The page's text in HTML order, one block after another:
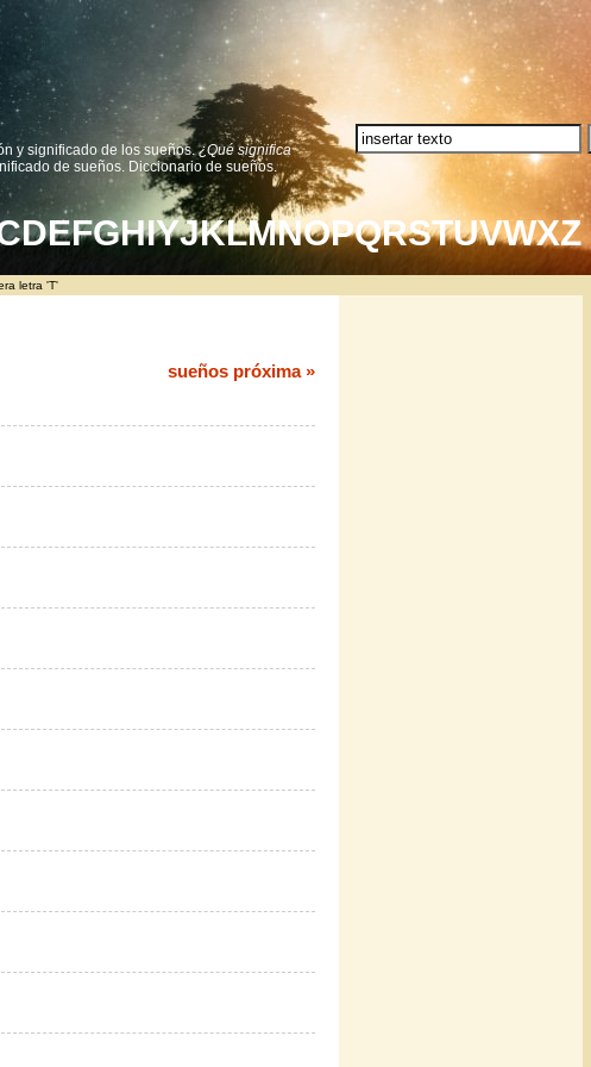
y significado de los sueños.¿Qué significa
de sueños. Diccionario de sueños.
DEFGHIYJKLMNOPQRSTUVWXZ
letra 'T'
sueños próxima »